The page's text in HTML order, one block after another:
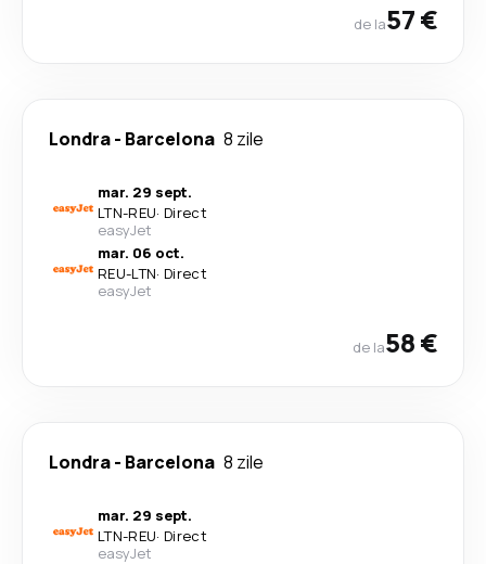
de la57 €
Londra- Barcelona 8 zile
mar. 29 sept.
LTN-REU· Direct
easyJet
mar. 06 oct.
REU-LTN· Direct
easyJet
de la58 €
Londra- Barcelona 8 zile
mar. 29 sept.
LTN-REU· Direct
easyJet